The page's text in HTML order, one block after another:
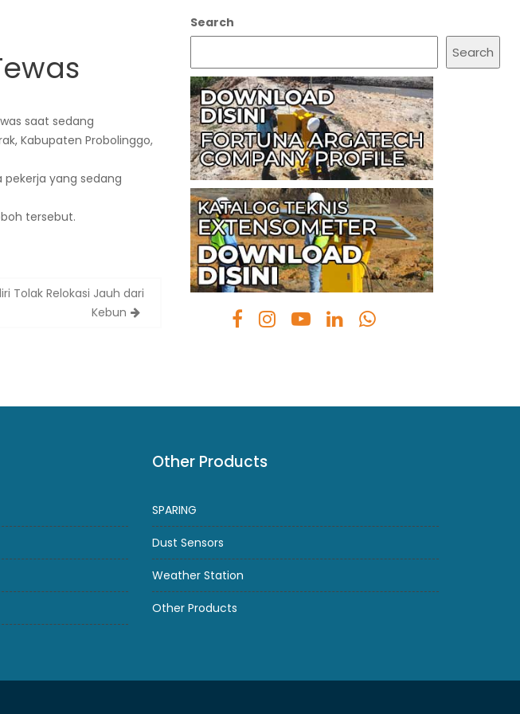
saat sedang
Kabupaten Probolinggo,
yang sedang
tersebut.
Tolak Relokasi Jauh dari
Kebun
Search
Search
Other Products
SPARING
Dust Sensors
Weather Station
Other Products